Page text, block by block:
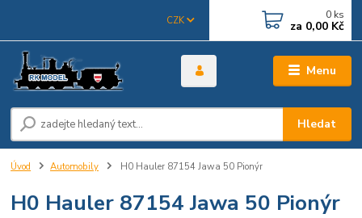
Menu
CZK
Hledat
0 ks
za 0,00 Kč
Úvod Automobily H0 Hauler 87154 Jawa 50 Pionýr
H0 Hauler 87154 Jawa 50 Pionýr